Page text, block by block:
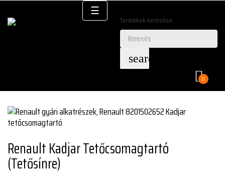
Váltás
a
navigációhoz
☰ Keresés
Termékek keresése:
search
0
Renault Kadjar Tetőcsomagtartó
(tetősínre)